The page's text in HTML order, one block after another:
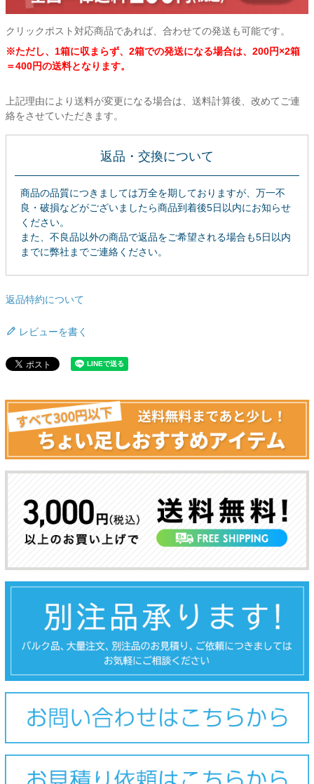
個人情報の取扱
お問い合わせ
クリックポスト対応商品であれば、合わせての発送も可能です。
※ただし、1箱に収まらず、2箱での発送になる場合は、200円×2箱
＝400円の送料となります。
上記理由により送料が変更になる場合は、送料計算後、改めてご連
絡をさせていただきます。
返品・交換について
商品の品質につきましては万全を期しておりますが、万一不
良・破損などがございましたら商品到着後5日以内にお知らせ
ください。
また、不良品以外の商品で返品をご希望される場合も5日以内
までに弊社までご連絡ください。
返品特約について
レビューを書く